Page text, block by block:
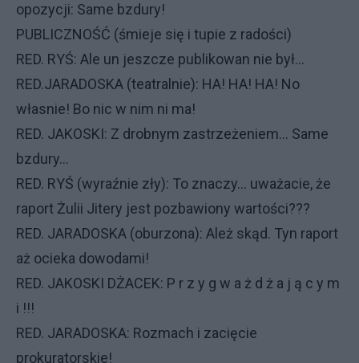
opozycji: Same bzdury!
PUBLICZNOŚĆ (śmieje się i tupie z radości)
RED. RYŚ: Ale un jeszcze publikowan nie był...
RED.JARADOSKA (teatralnie): HA! HA! HA! No
własnie! Bo nic w nim ni ma!
RED. JAKOSKI: Z drobnym zastrzeżeniem... Same
bzdury...
RED. RYŚ (wyraźnie zły): To znaczy... uważacie, że
raport Żulii Jitery jest pozbawiony wartości???
RED. JARADOSKA (oburzona): Ależ skąd. Tyn raport
aż ocieka dowodami!
RED. JAKOSKI DŻACEK: P r z y g w a ż d ż a j ą c y m
i !!!
RED. JARADOSKA: Rozmach i zacięcie
prokuratorskie!